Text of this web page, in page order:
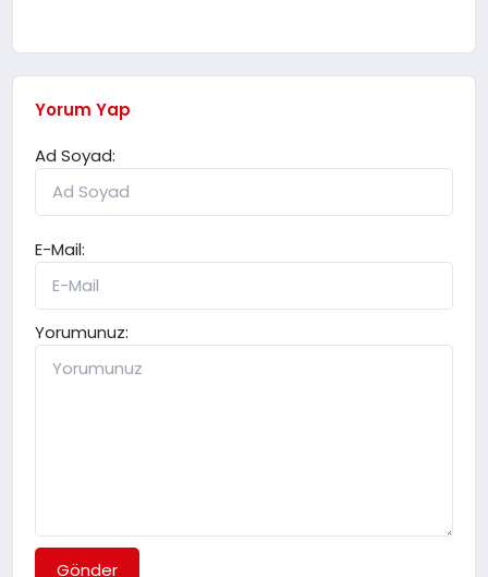
Yorum Yap
Ad Soyad:
E-Mail:
Yorumunuz:
Gönder